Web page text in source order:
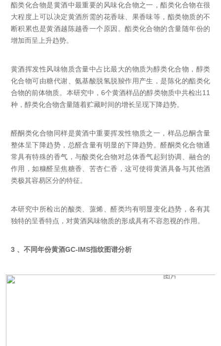
酯类化合物是黄酒中最重要的风味化合物之一，酯类化合物在很
大程度上可以决定黄酒所需的花香味、果香味等，酯类物质的不
断积累也是黄酒越陈越香一个原因。酯类化合物的含量随年份的
增加而呈上升趋势。
黄酒挥发性风味物质含量中占比最大的物质为醇类化合物，醇类
化合物可由糖代谢、氨基酸脱氢脱羧作用产生，是陈化的酯类化
合物的前体物质。本研究中，6个黄酒样品的醇类物质中共检出11
种，醇类化合物含量随着贮藏时间的增长呈现下降趋势。
醛酮类化合物同样是黄酒中重要挥发性物质之一，样品总酮含量
整体呈下降趋势，总醛含量有明显的下降趋势。醛酮类化合物通
常具有特殊的香气，与酸类化合物对总体香气起到协调、融合的
作用，如糠醛呈焦糖香、苦杏仁香，这可使得黄酒具备与其他酒
类极其容易区分的特征。
本研究中所检出的酸类、蒎烯、醛类均有明显变化趋势，各有其
独特的呈香特点，对黄酒风味物质的形成具有不容忽视的作用。
3 、不同年份黄酒GC-IMS指纹图谱分析